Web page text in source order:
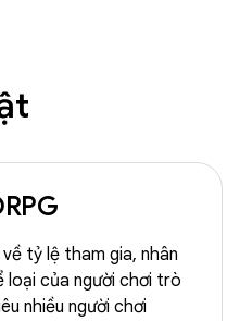
tỷ lệ tham gia, nhân
loại của người chơi trò
nhiều người chơi